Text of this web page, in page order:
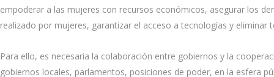
empoderar a las mujeres con recursos económicos, asegurar los
realizado por mujeres, garantizar el acceso a tecnologías y
Para ello, es necesaria la colaboración entre gobiernos y la
gobiernos locales, parlamentos, posiciones de poder, en la esfera